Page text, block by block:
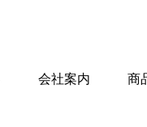
会社案内 商